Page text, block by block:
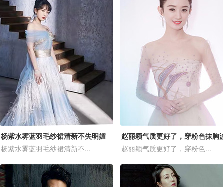
杨紫水雾蓝羽毛纱裙清新不失明媚
杨紫水雾蓝羽毛纱裙清新不...
赵丽颖气质更好了，穿粉色...